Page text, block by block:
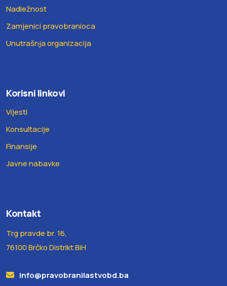
Nadležnost
Zamjenici pravobranioca
Unutrašnja organizacija
Korisni linkovi
Vijesti
Konsultacije
Finansije
Javne nabavke
Kontakt
Trg pravde br. 16,
76100 Brčko Distrikt BiH
info@pravobranilastvobd.ba